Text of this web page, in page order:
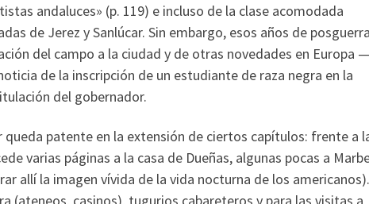
andaluces» (p. 119) e incluso de la clase acomodada
de Jerez y Sanlúcar. Sin embargo, esos años de
del campo a la ciudad y de otras novedades en Europa
de la inscripción de un estudiante de raza negra en la
del gobernador.
patente en la extensión de ciertos capítulos: frente a
varias páginas a la casa de Dueñas, algunas pocas a
allí la imagen vívida de la vida nocturna de los
(ateneos, casinos), tugurios cabareteros y para las visitas a